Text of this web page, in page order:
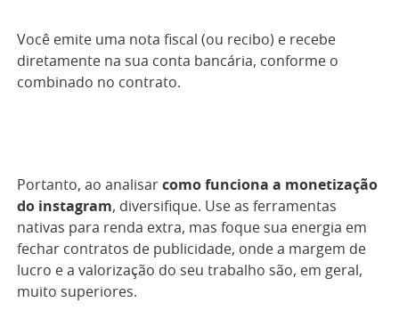
Você emite uma nota fiscal (ou recibo) e recebe
diretamente na sua conta bancária, conforme o
combinado no contrato.
Portanto, ao analisar como funciona a monetização
do instagram, diversifique. Use as ferramentas
nativas para renda extra, mas foque sua energia em
fechar contratos de publicidade, onde a margem de
lucro e a valorização do seu trabalho são, em geral,
muito superiores.